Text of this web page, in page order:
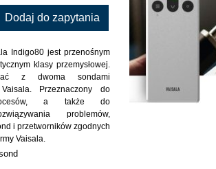
Dodaj do zapytania
Indigo80 jest przenośnym
klasy przemysłowej.
z dwoma sondami
Przeznaczony do
a także do
problemów,
i przetworników zgodnych
Vaisala.